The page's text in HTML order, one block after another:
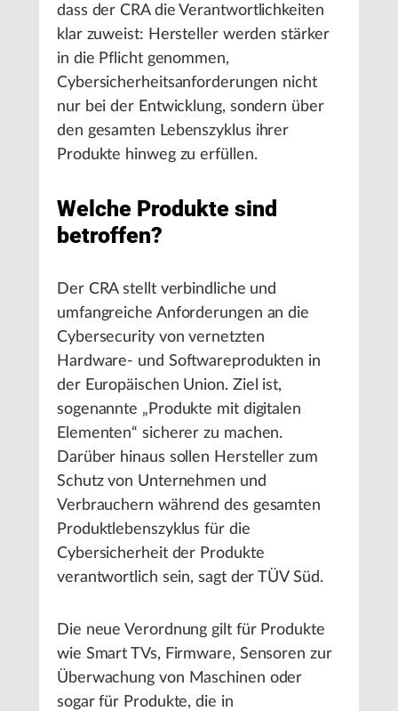
dass der CRA die Verantwortlichkeiten
klar zuweist: Hersteller werden stärker
in die Pflicht genommen,
Cybersicherheitsanforderungen nicht
nur bei der Entwicklung, sondern über
den gesamten Lebenszyklus ihrer
Produkte hinweg zu erfüllen.
Welche Produkte sind
betroffen?
Der CRA stellt verbindliche und
umfangreiche Anforderungen an die
Cybersecurity von vernetzten
Hardware- und Softwareprodukten in
der Europäischen Union. Ziel ist,
sogenannte „Produkte mit digitalen
Elementen“ sicherer zu machen.
Darüber hinaus sollen Hersteller zum
Schutz von Unternehmen und
Verbrauchern während des gesamten
Produktlebenszyklus für die
Cybersicherheit der Produkte
verantwortlich sein, sagt der TÜV Süd.
Die neue Verordnung gilt für Produkte
wie Smart TVs, Firmware, Sensoren zur
Überwachung von Maschinen oder
sogar für Produkte, die in